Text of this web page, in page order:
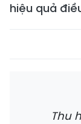
hiệu quả
Thu